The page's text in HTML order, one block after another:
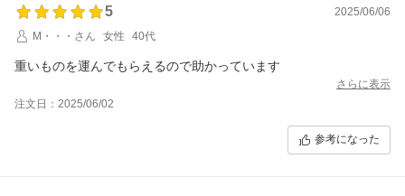
5
2025/06/06
M・・・さん
女性 40代
重いものを運んでもらえるので助かっています
さらに表示
注文日：2025/06/02
参考になった